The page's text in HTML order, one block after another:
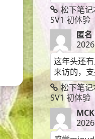
松下笔
SV1 初体验
匿名
这年头还
来访的，
松下笔
SV1 初体验